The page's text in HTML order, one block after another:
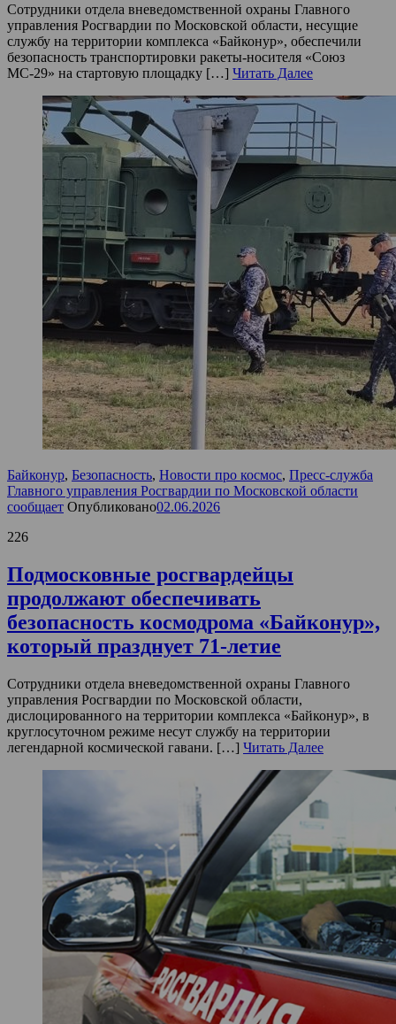
Сотрудники отдела вневедомственной охраны Главного
управления Росгвардии по Московской области, несущие
службу на территории комплекса «Байконур», обеспечили
безопасность транспортировки ракеты-носителя «Союз
МС-29» на стартовую площадку […] Читать Далее
Байконур, Безопасность, Новости про космос, Пресс-служба
Главного управления Росгвардии по Московской области
сообщает Опубликовано02.06.2026
226
Подмосковные росгвардейцы
продолжают обеспечивать
безопасность космодрома «Байконур»,
который празднует 71-летие
Сотрудники отдела вневедомственной охраны Главного
управления Росгвардии по Московской области,
дислоцированного на территории комплекса «Байконур», в
круглосуточном режиме несут службу на территории
легендарной космической гавани. […] Читать Далее